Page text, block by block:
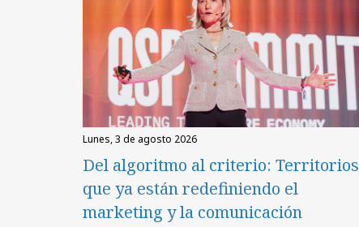
lunes, 3 de agosto 2026
Del algoritmo al criterio: Territorios
que ya están redefiniendo el
marketing y la comunicación